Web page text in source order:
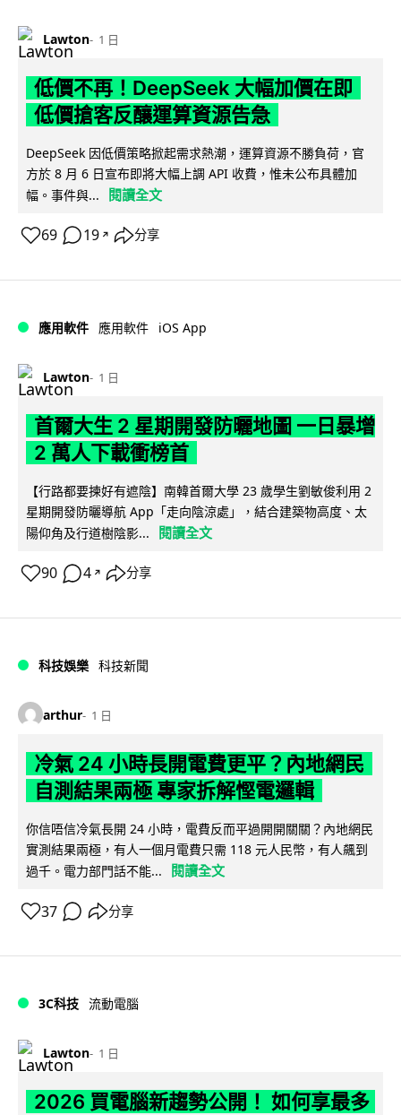
Lawton 1 日
低價不再！DeepSeek 大幅加價在即
低價搶客反釀運算資源告急
DeepSeek 因低價策略掀起需求熱潮，運算資源不勝負荷，官
方於 8 月 6 日宣布即將大幅上調 API 收費，惟未公布具體加
幅。事件與...
閱讀全文
69 19 ↗ 分享
應用軟件 應用軟件 iOS App
Lawton 1 日
首爾大生 2 星期開發防曬地圖 一日暴增
2 萬人下載衝榜首
【行路都要揀好有遮陰】南韓首爾大學 23 歲學生劉敏俊利用 2
星期開發防曬導航 App「走向陰涼處」，結合建築物高度、太
陽仰角及行道樹陰影...
閱讀全文
90 4 ↗ 分享
科技娛樂 科技新聞
arthur 1 日
冷氣 24 小時長開電費更平？內地網民
自測結果兩極 專家拆解慳電邏輯
你信唔信冷氣長開 24 小時，電費反而平過開開關關？內地網民
實測結果兩極，有人一個月電費只需 118 元人民幣，有人飆到
過千。電力部門話不能...
閱讀全文
37 分享
3C科技 流動電腦
Lawton 1 日
2026 買電腦新趨勢公開！ 如何享最多